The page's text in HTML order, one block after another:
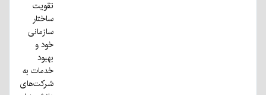
تقویت
ساختار
سازمانی
خود و
بهبود
خدمات به
شرکت‌های